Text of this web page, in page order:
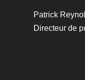
Patrick
Directeur de